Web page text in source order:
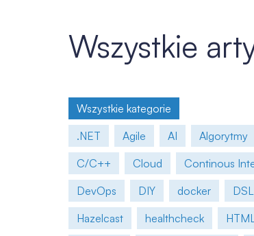
Wszystkie
Wszystkie kategorie
.NET
Agile AI Algorytmy
C/C++
Cloud Continous
DevOps
DIY docker DSL
Hazelcast
healthcheck